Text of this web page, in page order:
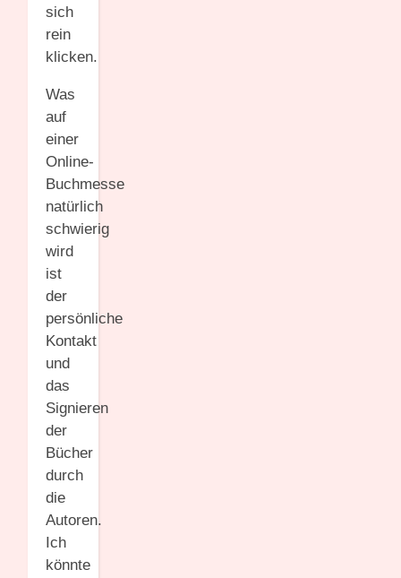
sich
rein
klicken.
Was
auf
einer
Online-
Buchmesse
natürlich
schwierig
wird
ist
der
persönliche
Kontakt
und
das
Signieren
der
Bücher
durch
die
Autoren.
Ich
könnte